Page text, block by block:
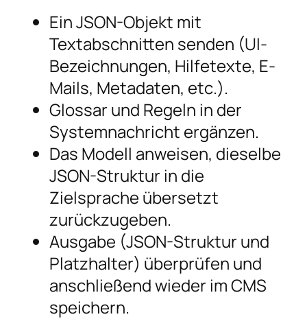
Ein JSON-Objekt mit
Textabschnitten senden (UI-
Bezeichnungen, Hilfetexte, E-
Mails, Metadaten, etc.).
Glossar und Regeln in der
Systemnachricht ergänzen.
Das Modell anweisen, dieselbe
JSON-Struktur in die
Zielsprache übersetzt
zurückzugeben.
Ausgabe (JSON-Struktur und
Platzhalter) überprüfen und
anschließend wieder im CMS
speichern.